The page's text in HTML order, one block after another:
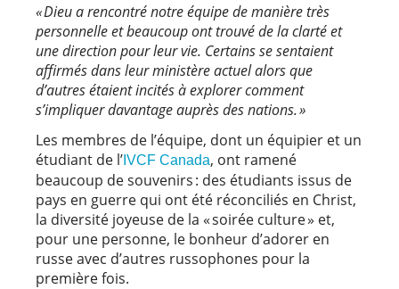
« Dieu a rencontré notre équipe de manière très
personnelle et beaucoup ont trouvé de la clarté et
une direction pour leur vie. Certains se sentaient
affirmés dans leur ministère actuel alors que
d’autres étaient incités à explorer comment
s’impliquer davantage auprès des nations. »
Les membres de l’équipe, dont un équipier et un
étudiant de l’ IVCF Canada, ont ramené
beaucoup de souvenirs : des étudiants issus de
pays en guerre qui ont été réconciliés en Christ,
la diversité joyeuse de la « soirée culture » et,
pour une personne, le bonheur d’adorer en
russe avec d’autres russophones pour la
première fois.